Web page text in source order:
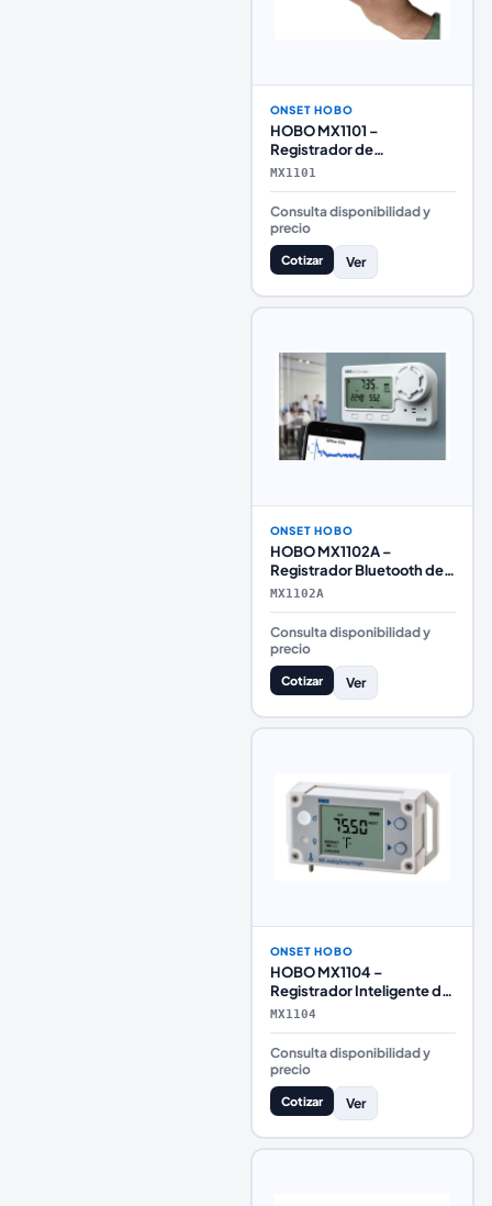
ONSET HOBO
HOBO MX1101 –
Registrador de
Temperatura y Humedad
MX1101
Consulta disponibilidad y
precio
Cotizar Ver
ONSET HOBO
HOBO MX1102A –
Registrador Bluetooth de
CO₂, Temperatura y
MX1102A
Consulta disponibilidad y
precio
Cotizar Ver
ONSET HOBO
HOBO MX1104 –
Registrador Inteligente de
Temperatura, Humedad,
con Bluetooth
MX1104
Consulta disponibilidad y
precio
Cotizar Ver